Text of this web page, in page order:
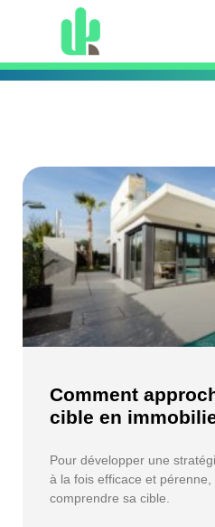
Comment
cible en
Pour développer une
à la fois efficace et pérenne,
comprendre sa cible.